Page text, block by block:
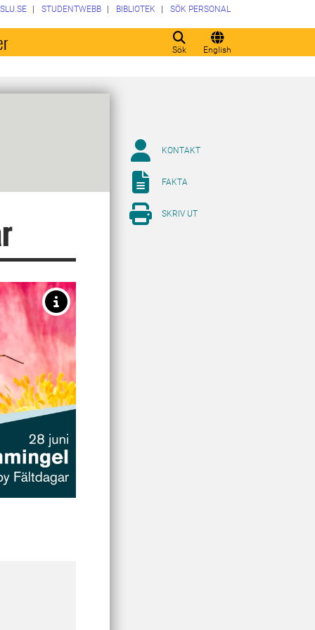
Sök English
SLU.SE STUDENTWEBB BIBLIOTEK SÖK PERSONAL
KONTAKT
FAKTA
SKRIV UT